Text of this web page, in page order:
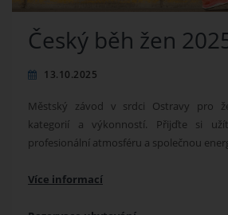
Český běh žen
13.10.2025
Městský závod v srdci Ostravy pro
kategorií a výkonností. Přijďte si
profesionální atmosféru a společnou
Více informací